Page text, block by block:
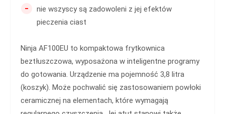
-
nie wszyscy są zadowoleni z jej efektów
pieczenia ciast
Ninja AF100EU to kompaktowa frytkownica
beztłuszczowa, wyposażona w inteligentne programy
do gotowania. Urządzenie ma pojemność 3,8 litra
(koszyk). Może pochwalić się zastosowaniem powłoki
ceramicznej na elementach, które wymagają